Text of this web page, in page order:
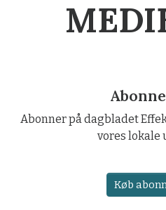
Abonner på dagbladet
vores lokale
Køb